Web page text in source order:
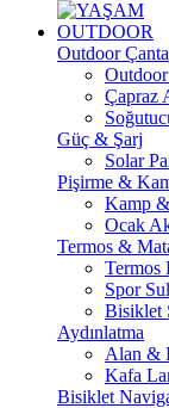
OUTDOOR
Outdoor Çanta
Outdoor
Çapraz
Güç & Şarj
Solar
Pişirme &
Kamp
Ocak
Termos &
Termos
Spor
Bisiklet
Aydınlatma
Alan &
Kafa
Bisiklet